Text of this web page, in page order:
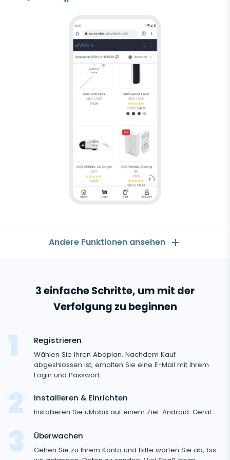
Andere Funktionen ansehen
Anruflisten
Text Message Tracker
GPS-Standorte
Keylogger
Einstellungen für die Fernsteuerung
Onlinestatus für soziale Medien
Messaging-Anwendungen
Whatsapp
Facebook Messenger
Viber
Telegram
Wechat
Soziale Medien
Facebook
Instagram
Snapchat
Tik Tok
YouTube
Medien
Foto- und Video-Tracker
Aufzeichnung der Browsernutzung
Browserverlauf
Browser-Lesezeichen
Streaming
Kameraschnappschuss
Gelöschte Information
3 einfache Schritte, um mit der
Verfolgung zu beginnen
Registrieren
Wählen Sie Ihren Aboplan. Nachdem Kauf
abgeshlossen ist, erhalten Sie eine E-Mail mit Ihrem
Login und Passwort.
Installieren & Einrichten
Installieren Sie uMobix auf einem Ziel-Android-Gerät.
Überwachen
Gehen Sie zu Ihrem Konto und bitte warten Sie ab, bis